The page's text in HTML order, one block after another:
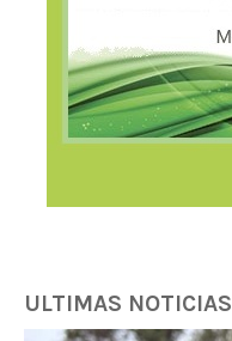
ULTIMAS NOTICIAS